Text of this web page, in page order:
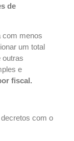
de
com menos
um total
outras
e
fiscal.
com o